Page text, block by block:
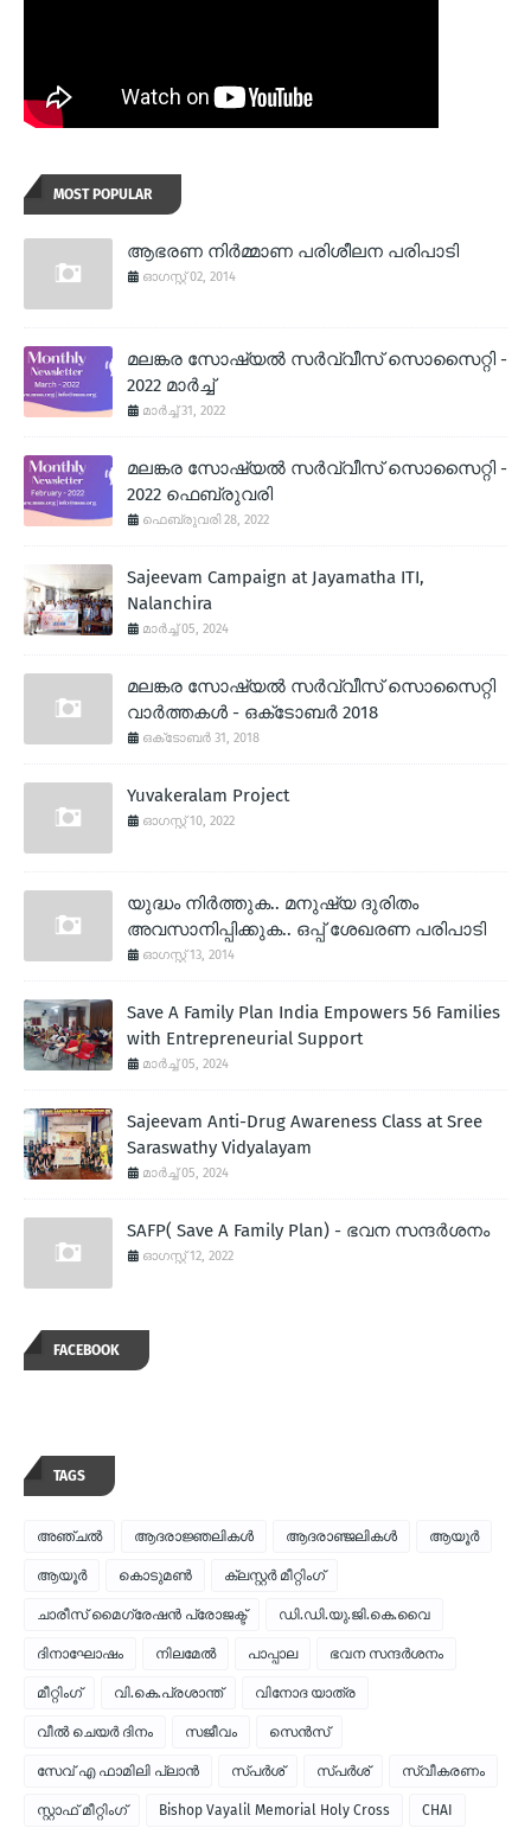
MOST POPULAR
ആഭരണ നിര്‍മ്മാണ പരിശീലന പരിപാടി
ഓഗസ്റ്റ് 02, 2014
മലങ്കര സോഷ്യല്‍ സര്‍വ്വീസ് സൊസൈറ്റി -
2022 മാര്‍ച്ച്
മാർച്ച് 31, 2022
മലങ്കര സോഷ്യല്‍ സര്‍വ്വീസ് സൊസൈറ്റി -
2022 ഫെബ്രുവരി
ഫെബ്രുവരി 28, 2022
Sajeevam Campaign at Jayamatha ITI,
Nalanchira
മാർച്ച് 05, 2024
മലങ്കര സോഷ്യല്‍ സര്‍വ്വീസ് സൊസൈറ്റി
വാര്‍ത്തകള്‍ - ഒക്‌ടോബര്‍ 2018
ഒക്‌ടോബർ 31, 2018
Yuvakeralam Project
ഓഗസ്റ്റ് 10, 2022
യുദ്ധം നിര്‍ത്തുക.. മനുഷ്യ ദുരിതം
അവസാനിപ്പിക്കുക.. ഒപ്പ് ശേഖരണ പരിപാടി
ഓഗസ്റ്റ് 13, 2014
Save A Family Plan India Empowers 56 Families
with Entrepreneurial Support
മാർച്ച് 05, 2024
Sajeevam Anti-Drug Awareness Class at Sree
Saraswathy Vidyalayam
മാർച്ച് 05, 2024
SAFP( Save A Family Plan) - ഭവന സന്ദര്‍ശനം
ഓഗസ്റ്റ് 12, 2022
FACEBOOK
TAGS
അഞ്ചല്‍ ആദരാജ്ഞലികള്‍ ആദരാഞ്ജലികള്‍ ആയൂര്‍
ആയൂർ കൊടുമണ്‍ ക്ലസ്റ്റര്‍ മീറ്റിംഗ്
ചാരീസ് മൈഗ്രേഷന്‍ പ്രോജക്ട് ഡി.ഡി.യു.ജി.കെ.വൈ
ദിനാഘോഷം നിലമേല്‍ പാപ്പാല ഭവന സന്ദര്‍ശനം
മീറ്റിംഗ് വി.കെ.പ്രശാന്ത് വിനോദ യാത്ര
വീല്‍ ചെയര്‍ ദിനം സജീവം സെന്‍സ്
സേവ് എ ഫാമിലി പ്ലാന്‍ സ്പര്‍ശ് സ്പർശ് സ്വീകരണം
സ്റ്റാഫ് മീറ്റിംഗ് Bishop Vayalil Memorial Holy Cross CHAI